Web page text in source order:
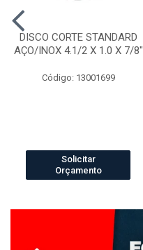
DISCO CORTE STANDARD
AÇO/INOX 4.1/2 X 1.0 X 7/8"
Código: 13001699
Solicitar
Orçamento